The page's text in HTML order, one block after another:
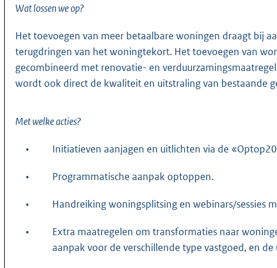
Wat lossen we op?
Het toevoegen van meer betaalbare woningen draagt bij
terugdringen van het woningtekort. Het toevoegen van
gecombineerd met renovatie- en
wordt ook direct de kwaliteit en uitstraling van bestaande
Met welke acties?
• Initiatieven aanjagen en uitlichten via de
• Programmatische aanpak optoppen.
• Handreiking woningsplitsing en webinars/sessies
•
Extra maatregelen om transformaties naar
aanpak voor de verschillende type vastgoed, en